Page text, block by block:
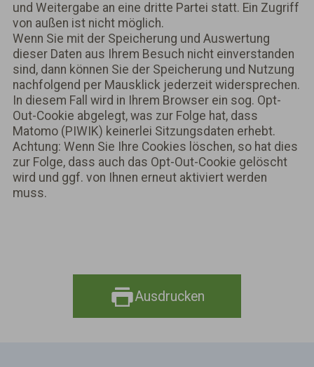
und Weitergabe an eine dritte Partei statt. Ein Zugriff
von außen ist nicht möglich.
Wenn Sie mit der Speicherung und Auswertung
dieser Daten aus Ihrem Besuch nicht ein­ver­standen
sind, dann können Sie der Speicherung und Nutzung
nachfolgend per Mausklick jederzeit widersprechen.
In diesem Fall wird in Ihrem Browser ein sog. Opt-
Out-Cookie abgelegt, was zur Folge hat, dass
Matomo (PIWIK) keinerlei Sitzungsda­ten erhebt.
Achtung: Wenn Sie Ihre Cookies löschen, so hat dies
zur Folge, dass auch das Opt-Out-Cookie gelöscht
wird und ggf. von Ihnen erneut aktiviert werden
muss.
Ausdrucken